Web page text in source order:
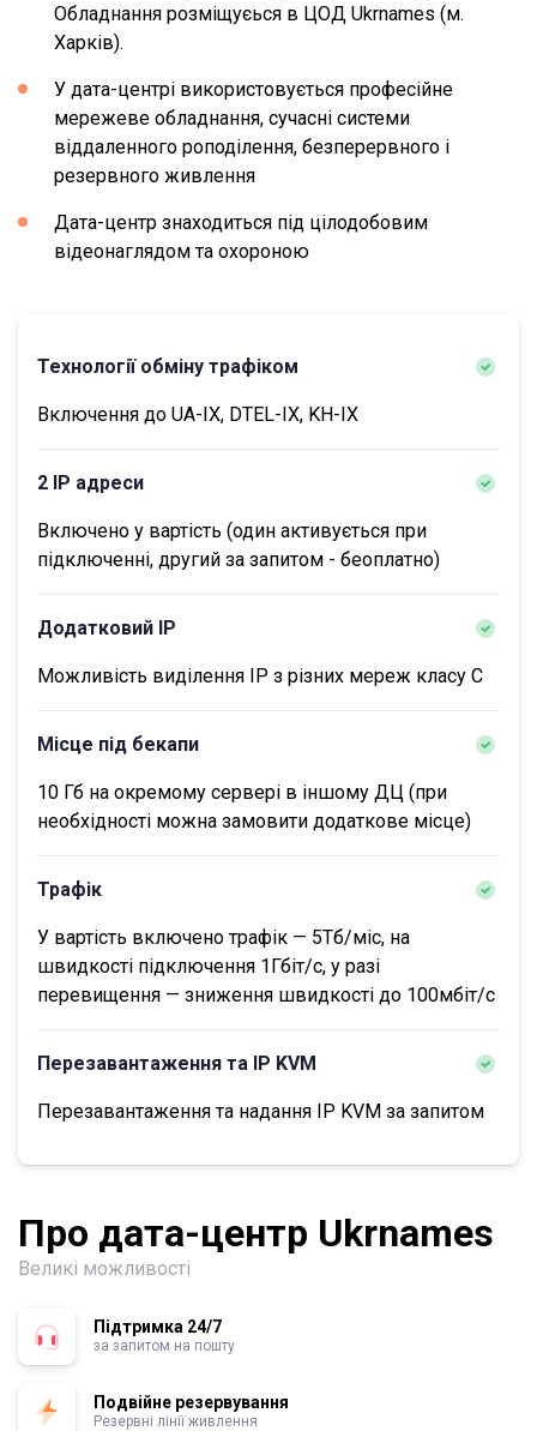
Обладнання розміщуєься в ЦОД Ukrnames (м.
Харків).
У дата-центрі використовується професійне
мережеве обладнання, сучасні системи
віддаленного роподілення, безперервного і
резервного живлення
Дата-центр знаходиться під цілодобовим
відеонаглядом та охороною
Технології обміну трафіком
Включення до UA-IX, DTEL-IX, KH-IX
2 IP адреси
Включено у вартість (один активується при
підключенні, другий за запитом - беоплатно)
Додатковий IP
Можливість виділення IP з різних мереж класу С
Місце під бекапи
10 Гб на окремому сервері в іншому ДЦ (при
необхідності можна замовити додаткове місце)
Трафік
У вартість включено трафік — 5Тб/міс, на
швидкості підключення 1Гбіт/с, у разі
перевищення — зниження швидкості до 100мбіт/с
Перезавантаження та IP KVM
Перезавантаження та надання IP KVM за запитом
Про дата-центр Ukrnames
Великі можливості
Підтримка 24/7
за запитом на пошту
Подвійне резервування
Резервні лінії живлення